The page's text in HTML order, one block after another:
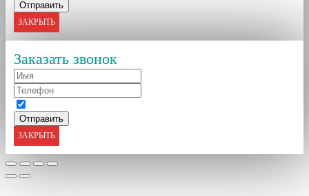
ЗАКРЫТЬ
Заказать звонок
ЗАКРЫТЬ